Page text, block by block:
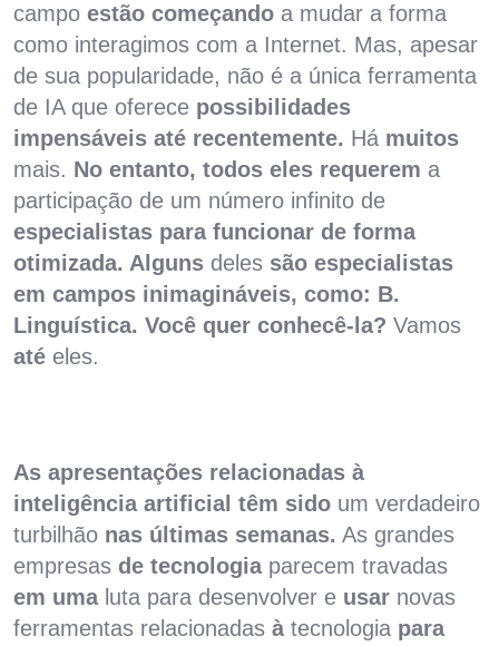
campo estão começando a mudar a forma
como interagimos com a Internet. Mas, apesar
de sua popularidade, não é a única ferramenta
de IA que oferece possibilidades
impensáveis ​​até recentemente. Há muitos
mais. No entanto, todos eles requerem a
participação de um número infinito de
especialistas para funcionar de forma
otimizada. Alguns deles são especialistas
em campos inimagináveis, como: B.
Linguística. Você quer conhecê-la? Vamos
até eles.
As apresentações relacionadas à
inteligência artificial têm sido um verdadeiro
turbilhão nas últimas semanas. As grandes
empresas de tecnologiaparecem travadas
em umaluta para desenvolver e usar novas
ferramentas relacionadas à tecnologia para